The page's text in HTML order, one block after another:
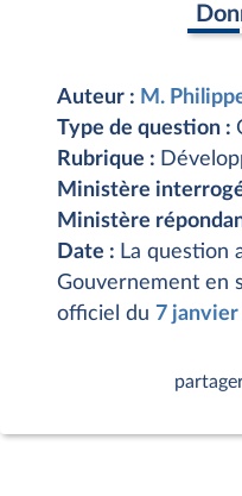
Auteur : M.
Type de question :
Rubrique :
Ministère
Ministère
Date : La question
Gouvernement en
officiel du 7 janvier